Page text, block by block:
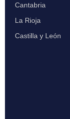
Cantabria
La Rioja
Castilla y León